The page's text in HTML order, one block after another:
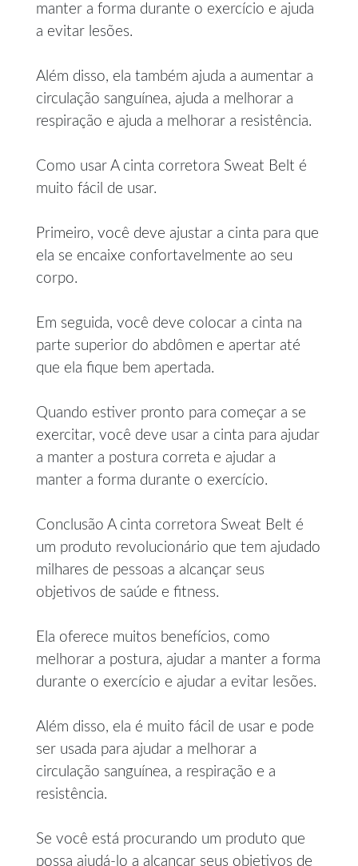
manter a forma durante o exercício e ajuda
a evitar lesões.
Além disso, ela também ajuda a aumentar a
circulação sanguínea, ajuda a melhorar a
respiração e ajuda a melhorar a resistência.
Como usar A cinta corretora Sweat Belt é
muito fácil de usar.
Primeiro, você deve ajustar a cinta para que
ela se encaixe confortavelmente ao seu
corpo.
Em seguida, você deve colocar a cinta na
parte superior do abdômen e apertar até
que ela fique bem apertada.
Quando estiver pronto para começar a se
exercitar, você deve usar a cinta para ajudar
a manter a postura correta e ajudar a
manter a forma durante o exercício.
Conclusão A cinta corretora Sweat Belt é
um produto revolucionário que tem ajudado
milhares de pessoas a alcançar seus
objetivos de saúde e fitness.
Ela oferece muitos benefícios, como
melhorar a postura, ajudar a manter a forma
durante o exercício e ajudar a evitar lesões.
Além disso, ela é muito fácil de usar e pode
ser usada para ajudar a melhorar a
circulação sanguínea, a respiração e a
resistência.
Se você está procurando um produto que
possa ajudá-lo a alcançar seus objetivos de